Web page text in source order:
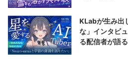
KLabが生み出
な」インタビ
る配信者が語